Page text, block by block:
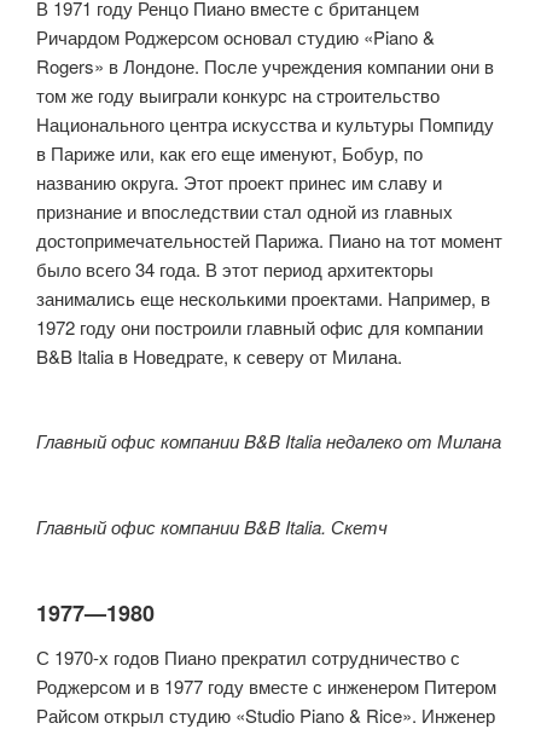
В 1971 году Ренцо Пиано вместе с британцем
Ричардом Роджерсом основал студию «Piano &
Rogers» в Лондоне. После учреждения компании они в
том же году выиграли конкурс на строительство
Национального центра искусства и культуры Помпиду
в Париже или, как его еще именуют, Бобур, по
названию округа. Этот проект принес им славу и
признание и впоследствии стал одной из главных
достопримечательностей Парижа. Пиано на тот момент
было всего 34 года. В этот период архитекторы
занимались еще несколькими проектами. Например, в
1972 году они построили главный офис для компании
B&B Italia в Новедрате, к северу от Милана.
Главный офис компании B&B Italia недалеко от Милана
Главный офис компании B&B Italia. Скетч
1977—1980
С 1970-х годов Пиано прекратил сотрудничество с
Роджерсом и в 1977 году вместе с инженером Питером
Райсом открыл студию «Studio Piano & Rice». Инженер